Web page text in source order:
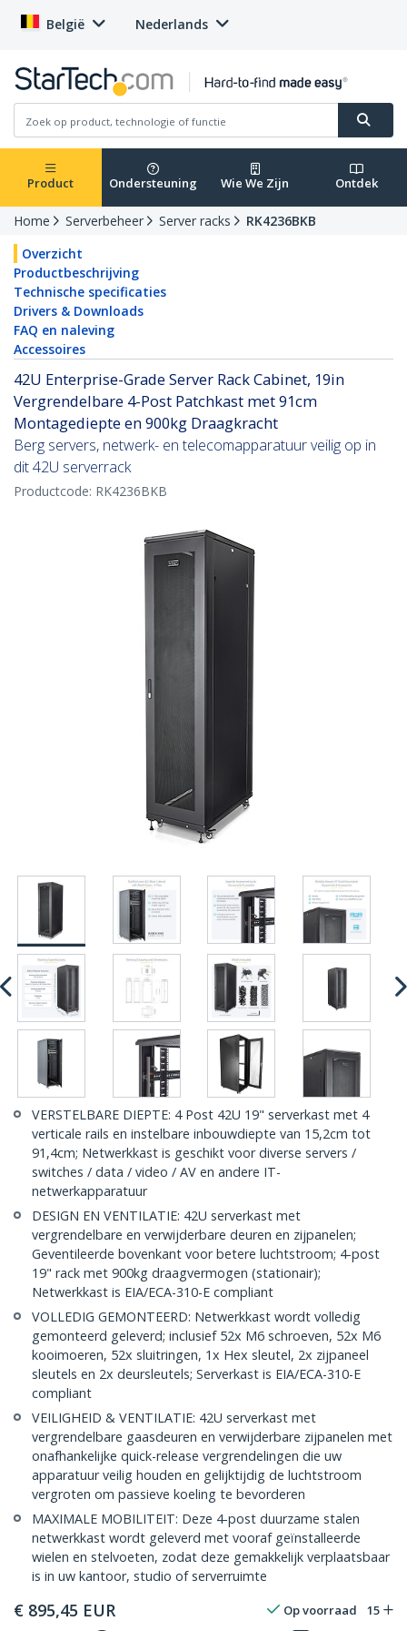
België Nederlands
Product Ondersteuning Wie We Zijn Ontdek
Home Serverbeheer Server racks
RK4236BKB
Overzicht
Productbeschrijving
Technische specificaties
Drivers & Downloads
FAQ en naleving
Accessoires
42U Enterprise-Grade Server Rack Cabinet, 19in
Vergrendelbare 4-Post Patchkast met 91cm
Montagediepte en 900kg Draagkracht
Berg servers, netwerk- en telecomapparatuur veilig op in
dit 42U serverrack
Productcode: RK4236BKB
VERSTELBARE DIEPTE: 4 Post 42U 19" serverkast met 4
verticale rails en instelbare inbouwdiepte van 15,2cm tot
91,4cm; Netwerkkast is geschikt voor diverse servers /
switches / data / video / AV en andere IT-
netwerkapparatuur
DESIGN EN VENTILATIE: 42U serverkast met
vergrendelbare en verwijderbare deuren en zijpanelen;
Geventileerde bovenkant voor betere luchtstroom; 4-post
19" rack met 900kg draagvermogen (stationair);
Netwerkkast is EIA/ECA-310-E compliant
VOLLEDIG GEMONTEERD: Netwerkkast wordt volledig
gemonteerd geleverd; inclusief 52x M6 schroeven, 52x M6
kooimoeren, 52x sluitringen, 1x Hex sleutel, 2x zijpaneel
sleutels en 2x deursleutels; Serverkast is EIA/ECA-310-E
compliant
VEILIGHEID & VENTILATIE: 42U serverkast met
vergrendelbare gaasdeuren en verwijderbare zijpanelen met
onafhankelijke quick-release vergrendelingen die uw
apparatuur veilig houden en gelijktijdig de luchtstroom
vergroten om passieve koeling te bevorderen
MAXIMALE MOBILITEIT: Deze 4-post duurzame stalen
netwerkkast wordt geleverd met vooraf geïnstalleerde
wielen en stelvoeten, zodat deze gemakkelijk verplaatsbaar
is in uw kantoor, studio of serverruimte
€ 895,45 EUR Op voorraad 15